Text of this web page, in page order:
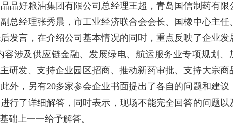
品好粮油集团有限公司总经理王超，青岛国信制药有限
总经理张秀晨，市工业经济联合会会长、国橡中心主任、
发言，在介绍公司基本情况的同时，重点反映了企业发
涉及供应链金融、发展绿电、航运服务业专项规划、
研发、支持企业园区招商、推动新药审批、支持大宗商
外，另有20多家参会企业书面提出了各自的问题和建议
行了详细解答，同时表示，现场不能完全回答的问题以
础上一一给予解答。